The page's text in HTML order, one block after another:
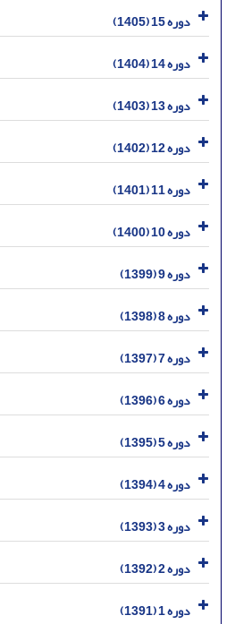
دوره 15 (1405)
دوره 14 (1404)
دوره 13 (1403)
دوره 12 (1402)
دوره 11 (1401)
دوره 10 (1400)
دوره 9 (1399)
دوره 8 (1398)
دوره 7 (1397)
دوره 6 (1396)
دوره 5 (1395)
دوره 4 (1394)
دوره 3 (1393)
دوره 2 (1392)
دوره 1 (1391)